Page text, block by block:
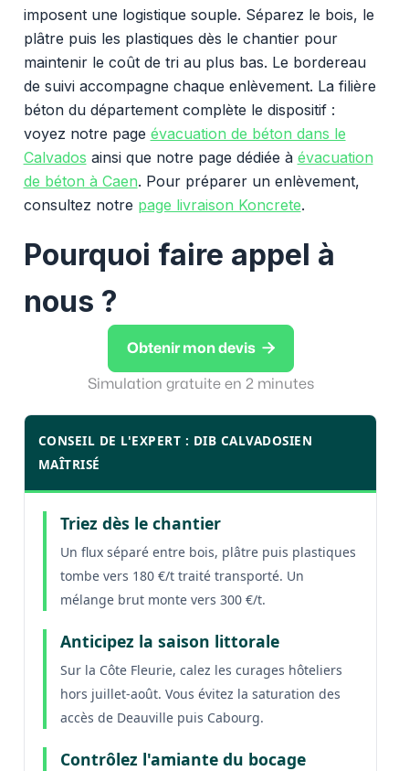
imposent une logistique souple. Séparez le bois, le
plâtre puis les plastiques dès le chantier pour
maintenir le coût de tri au plus bas. Le bordereau
de suivi accompagne chaque enlèvement. La filière
béton du département complète le dispositif :
voyez notre page évacuation de béton dans le
Calvados ainsi que notre page dédiée à évacuation
de béton à Caen. Pour préparer un enlèvement,
consultez notre page livraison Koncrete.
Pourquoi faire appel à
nous ?
Obtenir mon devis 
Simulation gratuite en 2 minutes
CONSEIL DE L'EXPERT : DIB CALVADOSIEN
MAÎTRISÉ
Triez dès le chantier
Un flux séparé entre bois, plâtre puis plastiques
tombe vers 180 €/t traité transporté. Un
mélange brut monte vers 300 €/t.
Anticipez la saison littorale
Sur la Côte Fleurie, calez les curages hôteliers
hors juillet-août. Vous évitez la saturation des
accès de Deauville puis Cabourg.
Contrôlez l'amiante du bocage